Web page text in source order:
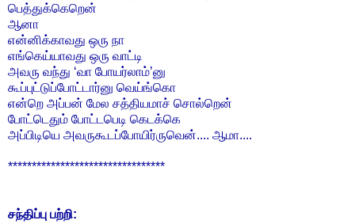
பெத்துக்கெறென்
ஆனா
என்னிக்காவது ஒரு நா
எங்கெய்யாவது ஒரு வாட்டி
அவரு வந்து ‘வா போயர்லாம்’னு
கூப்புட்டுப்போட்டார்னு வெய்ங்கொ
என்றெ அப்பன் மேல சத்தியமாச் சொல்றென்
போட்டெதும் போட்டபெடி கெடக்கெ
அப்பிடியெ அவருகூடப்போயிர்ருவென்.... ஆமா....
*********************************
சந்திப்பு பற்றி: